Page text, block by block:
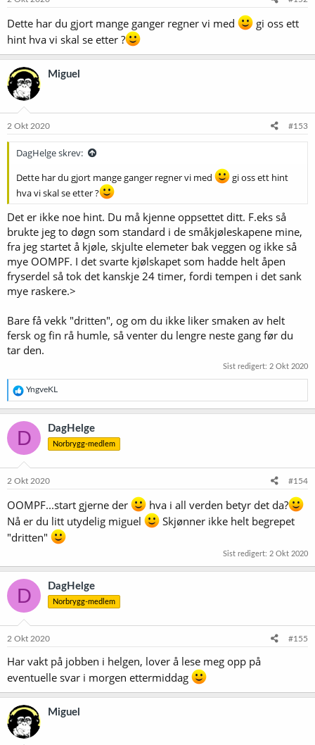
:
Dette har du gjort mange ganger regner vi med
gi oss ett
hint hva vi skal se etter ?
Miguel
2 Okt 2020 #153
DagHelge skrev:
Dette har du gjort mange ganger regner vi med
gi oss ett hint
hva vi skal se etter ?
Det er ikke noe hint. Du må kjenne oppsettet ditt. F.eks så
brukte jeg to døgn som standard i de småkjøleskapene mine,
fra jeg startet å kjøle, skjulte elemeter bak veggen og ikke så
mye OOMPF. I det svarte kjølskapet som hadde helt åpen
fryserdel så tok det kanskje 24 timer, fordi tempen i det sank
mye raskere.>
Bare få vekk "dritten", og om du ikke liker smaken av helt
fersk og fin rå humle, så venter du lengre neste gang før du
tar den.
Sist redigert: 2 Okt 2020
R
e
a
k
s
j
o
e
:
YngveKL
D DagHelge
Norbrygg-medlem
2 Okt 2020 #154
OOMPF...start gjerne der
hva i all verden betyr det da?
Nå er du litt utydelig miguel
Skjønner ikke helt begrepet
"dritten"
Sist redigert: 2 Okt 2020
D DagHelge
Norbrygg-medlem
2 Okt 2020 #155
Har vakt på jobben i helgen, lover å lese meg opp på
eventuelle svar i morgen ettermiddag
Miguel